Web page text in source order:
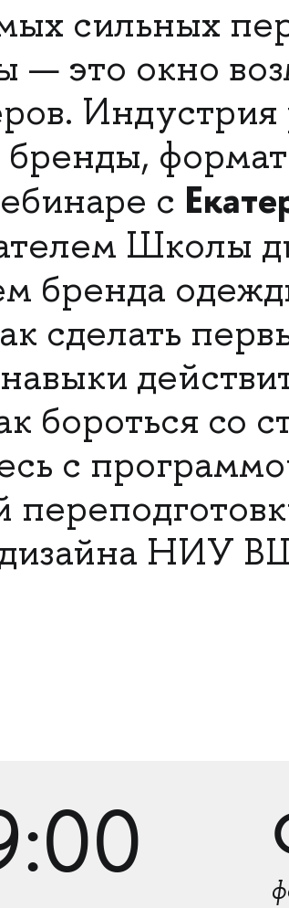
сильных
— это окно
Индустрия
с
Школы
бренда
сделать
бороться со
с
НИУ